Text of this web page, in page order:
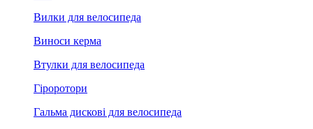
Вилки для велосипеда
Виноси керма
Втулки для велосипеда
Гіроротори
Гальма дискові для велосипеда